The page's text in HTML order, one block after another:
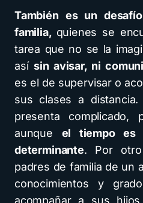
También es un
familia, quienes se
tarea que no se la
así sin avisar, ni
es el de supervisar o
sus clases a
presenta complicado,
aunque el tiempo es
determinante. Por
padres de familia de un
conocimientos y